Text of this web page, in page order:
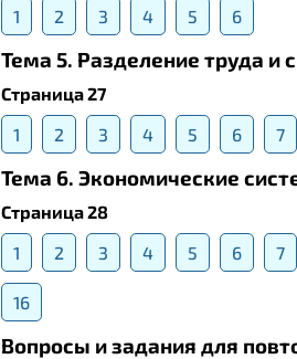
1
2 3 4 5 6
Тема 5. Разделение труда и
Страница 27
1
2 3 4 5 6 7
Тема 6. Экономические
Страница 28
1
2 3 4 5 6 7
16
Вопросы и задания для